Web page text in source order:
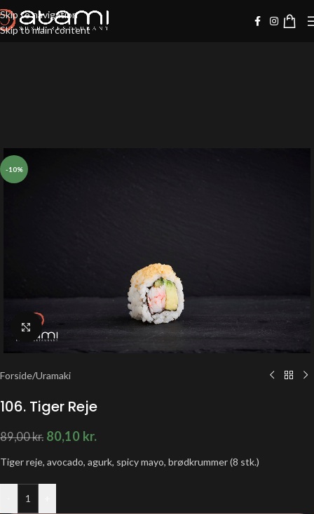
Skip to navigation
Skip to main content
-10%
Klik for at forstørre
Forside/Uramaki
106. Tiger Reje
89,00kr. 80,10 kr.
Tiger reje, avocado, agurk, spicy mayo, brødkrummer (8 stk.)